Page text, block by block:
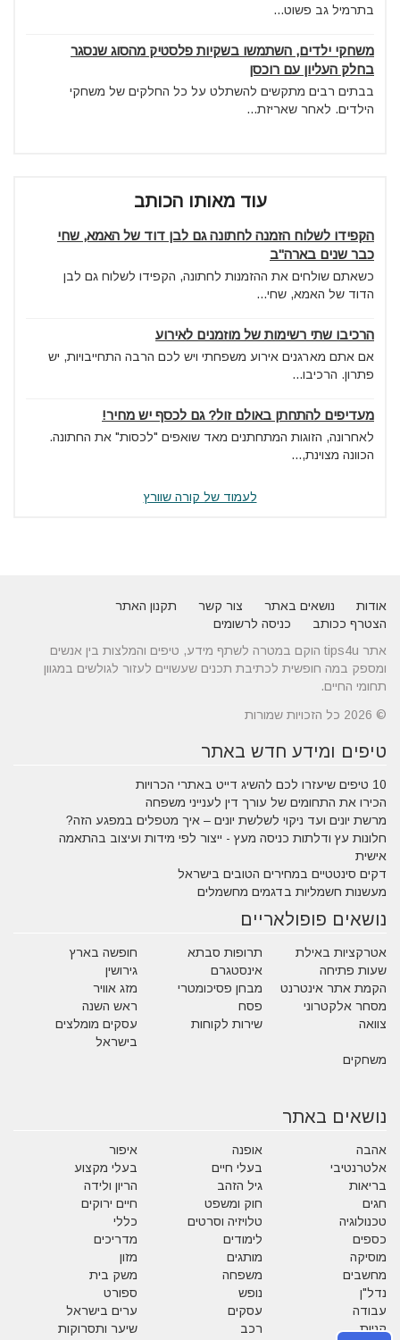
בתרמיל גב פשוט...
משחקי ילדים, השתמשו בשקיות פלסטיק מהסוג שנסגר
בחלק העליון עם רוכסן
בבתים רבים מתקשים להשתלט על כל החלקים של משחקי
הילדים. לאחר שאריזת...
עוד מאותו הכותב
הקפידו לשלוח הזמנה לחתונה גם לבן דוד של האמא, שחי
כבר שנים בארה"ב
כשאתם שולחים את ההזמנות לחתונה, הקפידו לשלוח גם לבן
הדוד של האמא, שחי...
הרכיבו שתי רשימות של מוזמנים לאירוע
אם אתם מארגנים אירוע משפחתי ויש לכם הרבה התחייבויות, יש
פתרון. הרכיבו...
מעדיפים להתחתן באולם זול? גם לכסף יש מחיר!
לאחרונה, הזוגות המתחתנים מאד שואפים "לכסות" את החתונה.
הכוונה מצוינת,...
לעמוד של קורה שוורץ
אודות נושאים באתר צור קשר
תקנון האתר
הצטרף ככותב
כניסה לרשומים
אתר tips4u הוקם במטרה לשתף מידע, טיפים והמלצות בין אנשים
ומספק במה חופשית לכתיבת תכנים שעשויים לעזור לגולשים במגוון
תחומי החיים.
© 2026 כל הזכויות שמורות
טיפים ומידע חדש באתר
10 טיפים שיעזרו לכם להשיג דייט באתרי הכרויות
הכירו את התחומים של עורך דין לענייני משפחה
מרשת יונים ועד ניקוי לשלשת יונים – איך מטפלים במפגע הזה?
חלונות עץ ודלתות כניסה מעץ - ייצור לפי מידות ועיצוב בהתאמה
אישית
דקים סינטטיים במחירים הטובים בישראל
מעשנות חשמליות בדגמים מחשמלים
נושאים פופולאריים
אטרקציות באילת תרופות סבתא
חופשה בארץ
שעות פתיחה
אינסטגרם
גירושין
הקמת אתר אינטרנט
מבחן פסיכומטרי
מזג אוויר
מסחר אלקטרוני
פסח
ראש השנה
צוואה
שירות לקוחות
עסקים מומלצים
בישראל
משחקים
נושאים באתר
אהבה אופנה
איפור
אלטרנטיבי
בעלי חיים
בעלי מקצוע
בריאות
גיל הזהב
הריון ולידה
חגים
חוק ומשפט
חיים ירוקים
טכנולוגיה
טלויזיה וסרטים
כללי
כספים
לימודים
מדריכים
מוסיקה
מותגים
מזון
מחשבים
משפחה
משק בית
נדל"ן
נופש
ספורט
עבודה
עסקים
ערים בישראל
קניות
רכב
שיער ותסרוקות